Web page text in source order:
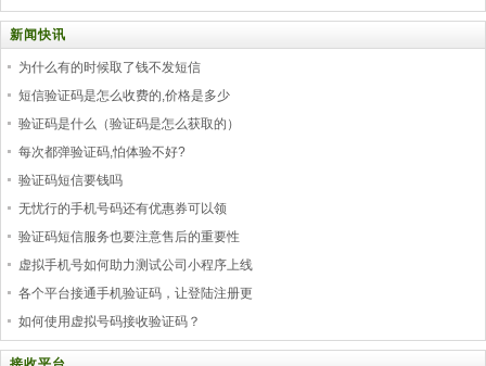
新闻快讯
为什么有的时候取了钱不发短信
短信验证码是怎么收费的,价格是多少
验证码是什么（验证码是怎么获取的）
每次都弹验证码,怕体验不好?
验证码短信要钱吗
无忧行的手机号码还有优惠券可以领
验证码短信服务也要注意售后的重要性
虚拟手机号如何助力测试公司小程序上线
各个平台接通手机验证码，让登陆注册更
如何使用虚拟号码接收验证码？